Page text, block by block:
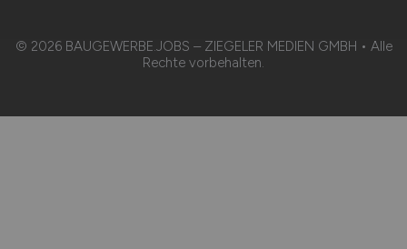
© 2026 BAUGEWERBE.JOBS – ZIEGELER MEDIEN GMBH • Alle
Rechte vorbehalten.